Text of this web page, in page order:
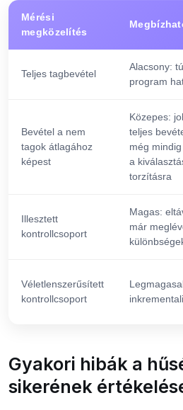
Mérési
megközelítés
Teljes tagbevétel
Alacsony:
program
Bevétel a nem
tagok átlagához
képest
Közepes:
teljes
még
a
torzításra
Illesztett
kontrollcsoport
Magas:
már
Véletlenszerűsített
kontrollcsoport
Gyakori hibák a
sikerének